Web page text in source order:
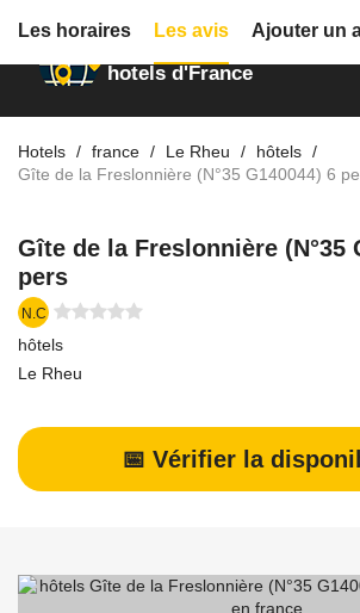
Annuaire des
hotels d'France
Hotels france Le Rheu
hôtels
Gîte de la Freslonnière (N°35 G140044) 6
Gîte de la Freslonnière (N°35
pers
N.C
hôtels
Le Rheu
📅 Vérifier la
Les horaires Les avis Ajouter un